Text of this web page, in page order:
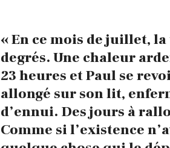
« En ce mois de juillet,
degrés. Une chaleur
23 heures et Paul se
allongé sur son lit,
d’ennui. Des jours à
Comme si l’existence